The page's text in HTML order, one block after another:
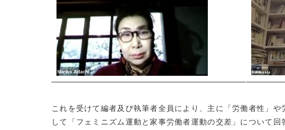
これを受けて編者及び執筆者全員により、主に「労働者性」
して「フェミニズム運動と家事労働者運動の交差」について回